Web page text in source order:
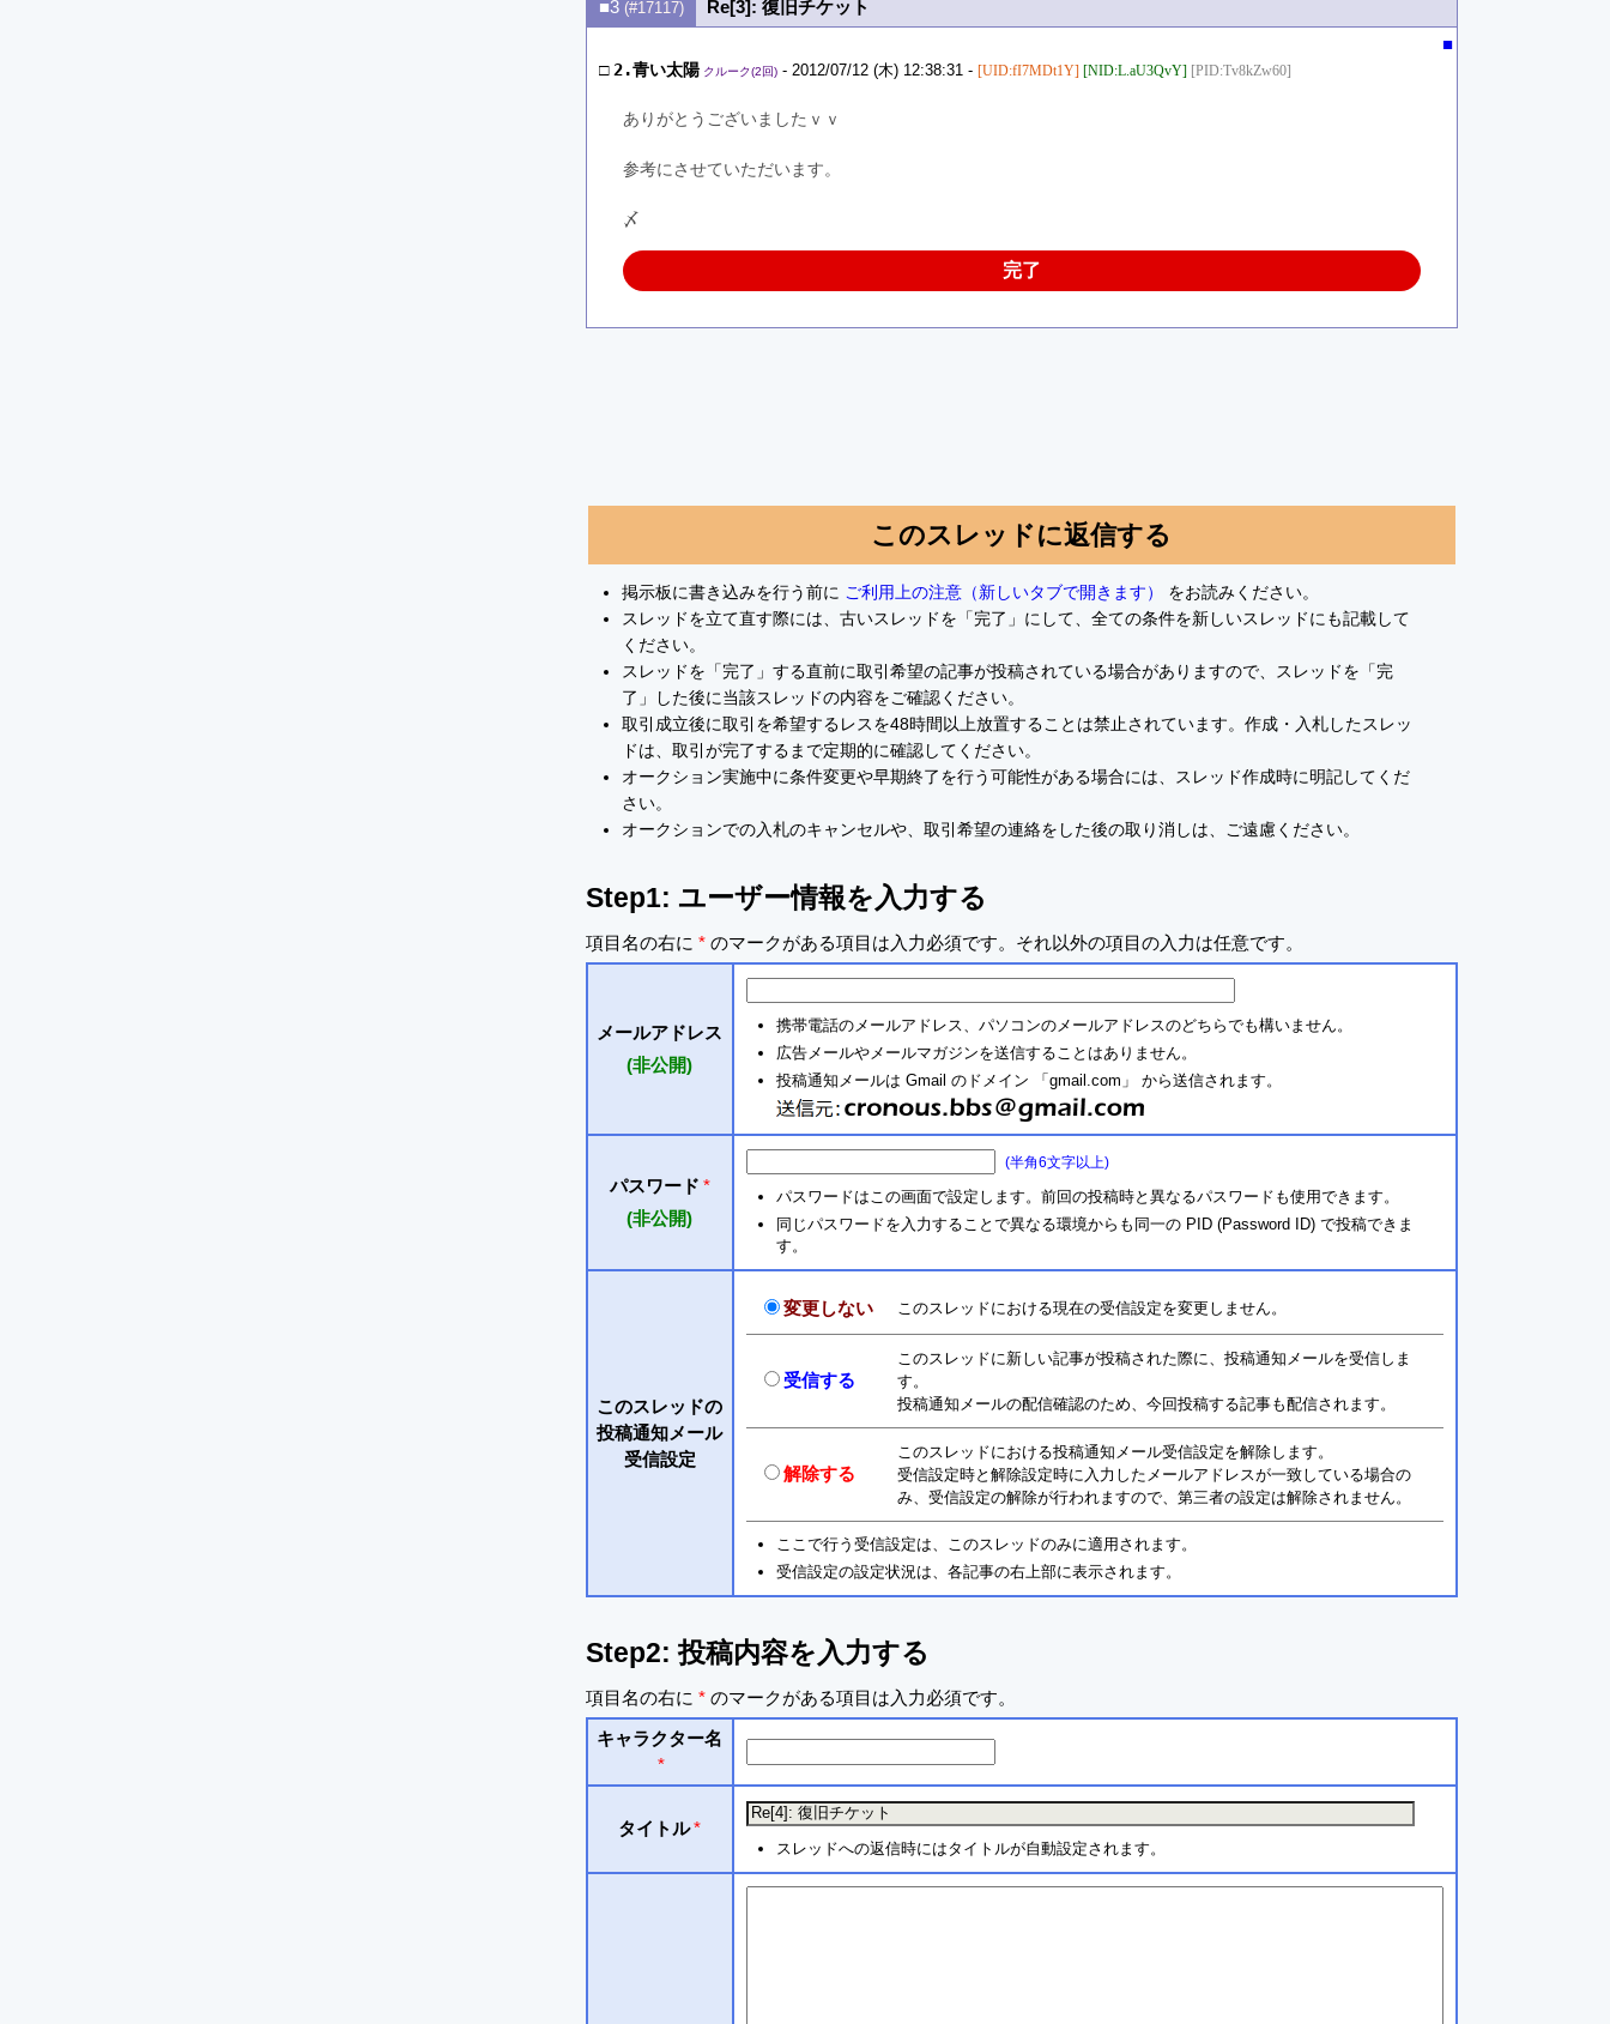
■3 (#17117)
Re[3]: 復旧チケット
■
□ 2.青い太陽 クルーク(2回)- 2012/07/12 (木) 12:38:31 - [UID:fI7MDt1Y] [NID:L.aU3QvY] [PID:Tv8kZw60]
ありがとうございましたｖｖ
参考にさせていただいます。
〆
完了
このスレッドに返信する
掲示板に書き込みを行う前に ご利用上の注意（新しいタブで開きます）
をお読みください。
スレッドを立て直す際には、古いスレッドを「完了」にして、全ての条件を新しいスレッドにも記載して
ください。
スレッドを「完了」する直前に取引希望の記事が投稿されている場合がありますので、スレッドを「完
了」した後に当該スレッドの内容をご確認ください。
取引成立後に取引を希望するレスを48時間以上放置することは禁止されています。作成・入札したスレッ
ドは、取引が完了するまで定期的に確認してください。
オークション実施中に条件変更や早期終了を行う可能性がある場合には、スレッド作成時に明記してくだ
さい。
オークションでの入札のキャンセルや、取引希望の連絡をした後の取り消しは、ご遠慮ください。
Step1: ユーザー情報を入力する
項目名の右に *のマークがある項目は入力必須です。それ以外の項目の入力は任意です。
メールアドレス
(非公開)
携帯電話のメールアドレス、パソコンのメールアドレスのどちらでも構いません。
広告メールやメールマガジンを送信することはありません。
投稿通知メールは Gmail のドメイン 「gmail.com」 から送信されます。
パスワード *
(非公開)
(半角6文字以上)
パスワードはこの画面で設定します。前回の投稿時と異なるパスワードも使用できます。
同じパスワードを入力することで異なる環境からも同一の PID (Password ID) で投稿できま
す。
このスレッドの
投稿通知メール
受信設定
変更しない このスレッドにおける現在の受信設定を変更しません。
受信する
このスレッドに新しい記事が投稿された際に、投稿通知メールを受信しま
す。
投稿通知メールの配信確認のため、今回投稿する記事も配信されます。
解除する
このスレッドにおける投稿通知メール受信設定を解除します。
受信設定時と解除設定時に入力したメールアドレスが一致している場合の
み、受信設定の解除が行われますので、第三者の設定は解除されません。
ここで行う受信設定は、このスレッドのみに適用されます。
受信設定の設定状況は、各記事の右上部に表示されます。
Step2: 投稿内容を入力する
項目名の右に *のマークがある項目は入力必須です。
キャラクター名
*
タイトル*
スレッドへの返信時にはタイトルが自動設定されます。